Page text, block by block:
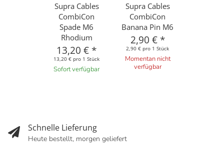
Supra Cables
CombiCon
Spade M6
Rhodium
13,20 € *
13,20 € pro 1 Stück
Sofort verfügbar
Supra Cables
CombiCon
Banana Pin M6
2,90 € *
2,90 € pro 1 Stück
Momentan nicht
verfügbar
Schnelle Lieferung
Heute bestellt, morgen geliefert